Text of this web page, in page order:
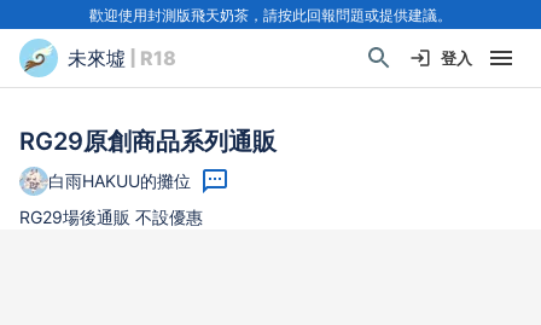
歡迎使用封測版飛天奶茶，請按此回報問題或提供建議。
未來墟 | R18 登入
RG29原創商品系列通販
白雨HAKUU的攤位
RG29場後通販 不設優惠